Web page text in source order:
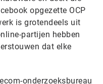
opgezette OCP
is grotendeels uit
partijen hebben
dat elke
onderzoeksbureau